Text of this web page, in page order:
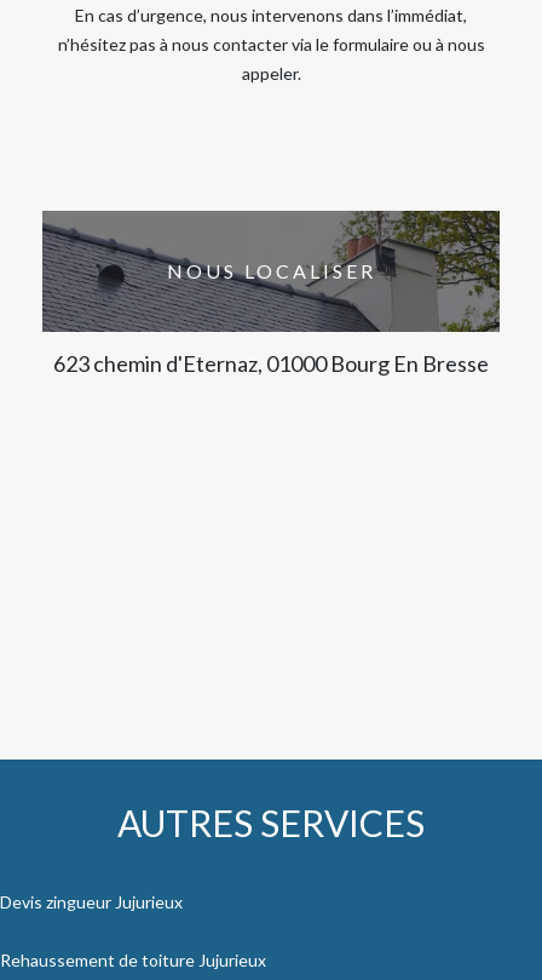
En cas d’urgence, nous intervenons dans l’immédiat,
n’hésitez pas à nous contacter via le formulaire ou à nous
appeler.
NOUS LOCALISER
623 chemin d'Eternaz, 01000 Bourg En Bresse
AUTRES SERVICES
Devis zingueur Jujurieux
Rehaussement de toiture Jujurieux